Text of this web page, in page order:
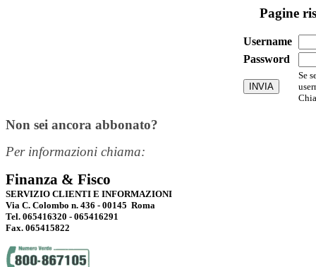
Pagine
Username
Password
Se
Non sei ancora abbonato?
Per informazioni chiama:
Finanza & Fisco
SERVIZIO CLIENTI E INFORMAZIONI
Via C. Colombo n. 436 - 00145 Roma
Tel. 065416320 - 065416291
Fax. 065415822